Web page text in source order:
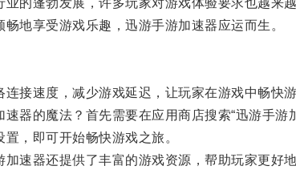
蓬勃发展，许多玩家对游戏体验要求也越来越
享受游戏乐趣，迅游手游加速器应运而生。
速度，减少游戏延迟，让玩家在游戏中畅快游
的魔法？首先需要在应用商店搜索“迅游手游
，即可开始畅快游戏之旅。
器还提供了丰富的游戏资源，帮助玩家更好地